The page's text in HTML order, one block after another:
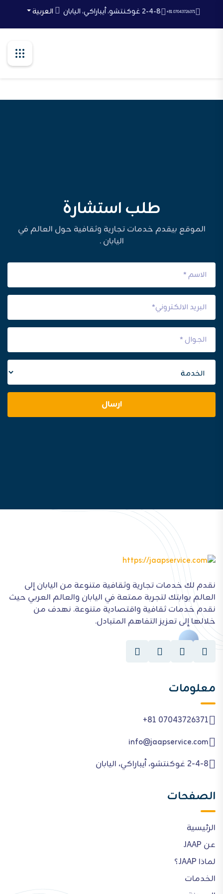
the
+81 07043726371 2-4-8 غوكنتشو، أيباراكي، اليابان العربية
طلب استشارة
الموقع بيقدم خدمات تجارية وثقافية حول العالم في
اليابان .
ارسال
نقدم لك خدمات تجارية وثقافية متنوعة من اليابان إلى
العالم بوابتك لتجربة ممتعة في اليابان والعالم العربي حيث
نقدم خدمات ثقافية واقتصادية متنوعة. نهدف من
خلالها إلى تعزيز التفاهم المتبادل.
معلومات
+81 07043726371
info@jaapservice.com
2-4-8 غوكنتشو، أيباراكي، اليابان
الصفحات
الرئيسية
عن JAAP
لماذا JAAP؟
الخدمات